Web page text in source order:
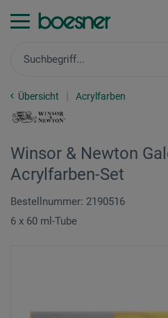
Übersicht Acrylfarben
Winsor & Newton
Acrylfarben-Set
Bestellnummer: 2190516
6 x 60 ml-Tube